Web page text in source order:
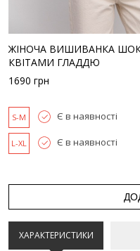
ЖІНОЧА ВИШИВАНКА
КВІТАМИ ГЛАДДЮ
1690 грн
S-M Є в наявності
L-XL Є в наявності
ХАРАКТЕРИСТИКИ